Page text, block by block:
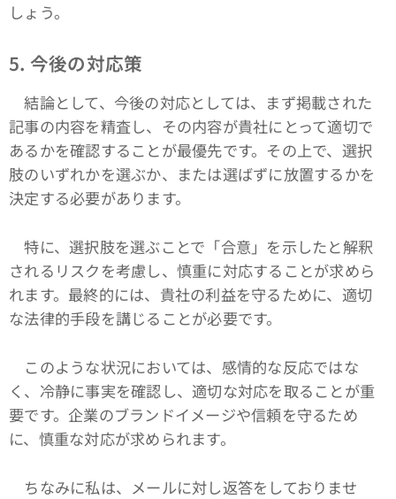
しょう。
5. 今後の対応策
結論として、今後の対応としては、まず掲載された
記事の内容を精査し、その内容が貴社にとって適切で
あるかを確認することが最優先です。その上で、選択
肢のいずれかを選ぶか、または選ばずに放置するかを
決定する必要があります。
特に、選択肢を選ぶことで「合意」を示したと解釈
されるリスクを考慮し、慎重に対応することが求めら
れます。最終的には、貴社の利益を守るために、適切
な法律的手段を講じることが必要です。
このような状況においては、感情的な反応ではな
く、冷静に事実を確認し、適切な対応を取ることが重
要です。企業のブランドイメージや信頼を守るため
に、慎重な対応が求められます。
ちなみに私は、メールに対し返答をしておりませ